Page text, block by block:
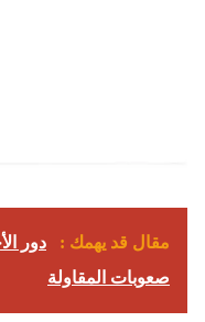
مقال قد يهمك :
دور
صعوبات المقاولة